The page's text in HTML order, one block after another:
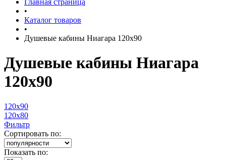
Главная страница
•
Каталог товаров
•
Душевые кабины Ниагара 120x90
Душевые кабины Ниагара
120x90
120x90
120x80
Фильтр
Сортировать по:
Показать по: